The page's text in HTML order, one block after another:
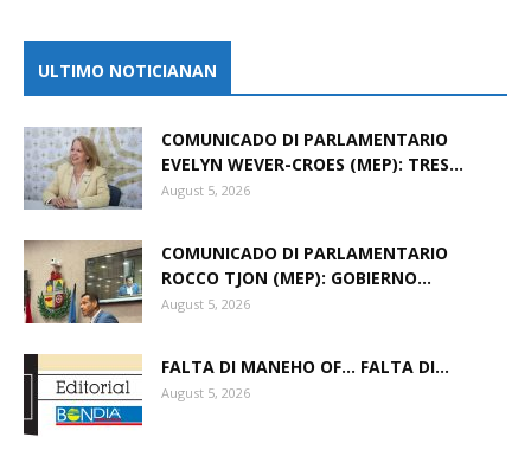
ULTIMO NOTICIANAN
COMUNICADO DI PARLAMENTARIO
EVELYN WEVER-CROES (MEP): TRES...
August 5, 2026
COMUNICADO DI PARLAMENTARIO
ROCCO TJON (MEP): GOBIERNO...
August 5, 2026
FALTA DI MANEHO OF… FALTA DI...
August 5, 2026